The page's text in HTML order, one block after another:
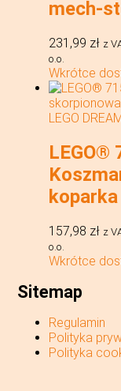
mech-
231,99 zł z
o.o.
Wkrótce
LEGO
LEGO®
koparka
157,98 zł z
o.o.
Wkrótce
Sitemap
Regulamin
Polityka
Polityka